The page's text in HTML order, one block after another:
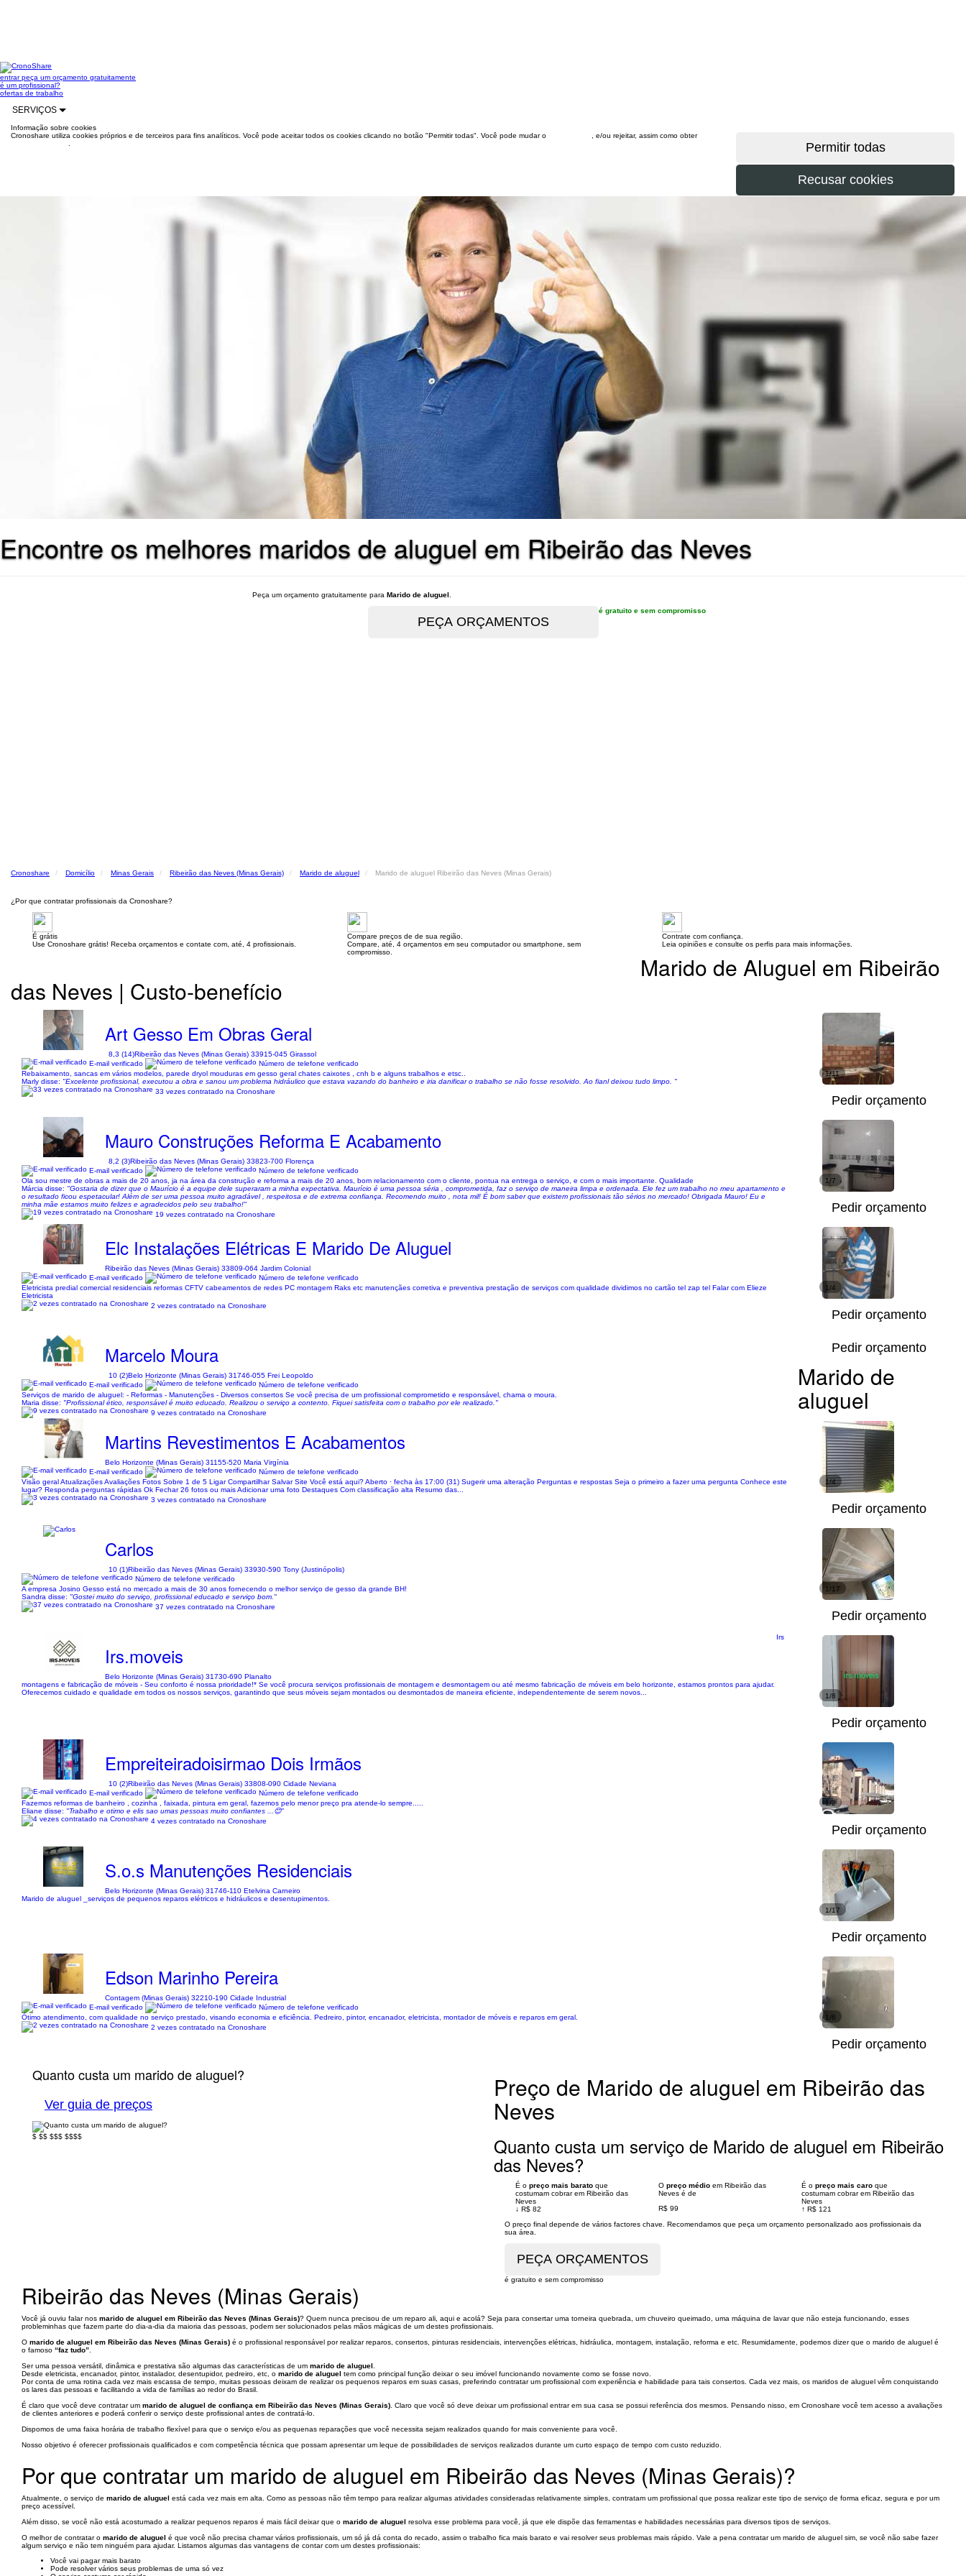
entrarpeça um orçamento gratuitamente
é um profissional?
ofertas de trabalho
SERVIÇOS
Informação sobre cookies
Cronoshare utiliza cookies próprios e de terceiros para fins analíticos. Você pode aceitar todos os cookies clicando no botão "Permitir todas". Você pode mudar o
, e/ou rejeitar, assim como obter
Encontre os melhores maridos de aluguel em Ribeirão das Neves
Peça um orçamento gratuitamente para Marido de aluguel
é gratuito e sem compromisso
Cronoshare Domicílio Minas Gerais Ribeirão das Neves (Minas Gerais) Marido de aluguel Marido de aluguel Ribeirão das Neves (Minas Gerais)
¿Por que contratar profissionais da Cronoshare?
É grátis
Use Cronoshare grátis! Receba orçamentos e contate com, até, 4 profissionais.
Compare preços de de sua região.
Compare, até, 4 orçamentos em seu computador ou smartphone, sem
compromisso.
Contrate com confiança.
Leia opiniões e consulte os perfis para mais informações.
Marido de Aluguel em Ribeirão
das Neves | Custo-benefício
Art Gesso Em Obras Geral
8,3 (14)Ribeirão das Neves (Minas Gerais) 33915-045 Girassol
E-mail verificado
Número de telefone verificado
Rebaixamento, sancas em vários modelos, parede dryol mouduras em gesso geral chates caixotes , cnh b e alguns trabalhos e etsc..
Marly disse: "Excelente profissional, executou a obra e sanou um problema hidráulico que estava vazando do banheiro e iria danificar o trabalho se não fosse resolvido. Ao fianl deixou tudo limpo. "
33 vezes contratado na Cronoshare
1/11
Pedir orçamento
Mauro Construções Reforma E Acabamento
8,2 (3)Ribeirão das Neves (Minas Gerais) 33823-700 Florença
E-mail verificado
Número de telefone verificado
Ola sou mestre de obras a mais de 20 anos, ja na área da construção e reforma a mais de 20 anos, bom relacionamento com o cliente, pontua na entrega o serviço, e com o mais importante. Qualidade
Márcia disse: "Gostaria de dizer que o Maurício é a equipe dele superaram a minha expectativa. Maurício é uma pessoa séria , comprometida, faz o serviço de maneira limpa e ordenada. Ele fez um trabalho no meu apartamento e
o resultado ficou espetacular! Além de ser uma pessoa muito agradável , respeitosa e de extrema confiança. Recomendo muito , nota mil! É bom saber que existem profissionais tão sérios no mercado! Obrigada Mauro! Eu e
minha mãe estamos muito felizes e agradecidos pelo seu trabalho!"
19 vezes contratado na Cronoshare
1/7
Pedir orçamento
Elc Instalações Elétricas E Marido De Aluguel
Ribeirão das Neves (Minas Gerais) 33809-064 Jardim Colonial
E-mail verificado
Número de telefone verificado
Eletricista predial comercial residenciais reformas CFTV cabeamentos de redes PC montagem Raks etc manutençães corretiva e preventiva prestação de serviços com qualidade dividimos no cartão tel zap tel Falar com Elieze
Eletricista
2 vezes contratado na Cronoshare
1/4
Pedir orçamento
Marcelo Moura
10 (2)Belo Horizonte (Minas Gerais) 31746-055 Frei Leopoldo
E-mail verificado
Número de telefone verificado
Serviços de marido de aluguel: - Reformas - Manutenções - Diversos consertos Se você precisa de um profissional comprometido e responsável, chama o moura.
Maria disse: "Profissional ético, responsável é muito educado. Realizou o serviço a contento. Fiquei satisfeita com o trabalho por ele realizado."
9 vezes contratado na Cronoshare
Pedir orçamento
Martins Revestimentos E Acabamentos
Belo Horizonte (Minas Gerais) 31155-520 Maria Virgínia
E-mail verificado
Número de telefone verificado
Visão geral Atualizações Avaliações Fotos Sobre 1 de 5 Ligar Compartilhar Salvar Site Você está aqui? Aberto ⋅ fecha às 17:00 (31) Sugerir uma alteração Perguntas e respostas Seja o primeiro a fazer uma pergunta Conhece este
lugar? Responda perguntas rápidas Ok Fechar 26 fotos ou mais Adicionar uma foto Destaques Com classificação alta Resumo das...
3 vezes contratado na Cronoshare
1/4
Pedir orçamento
Carlos
10 (1)Ribeirão das Neves (Minas Gerais) 33930-590 Tony (Justinópolis)
Número de telefone verificado
A empresa Josino Gesso está no mercado a mais de 30 anos fornecendo o melhor serviço de gesso da grande BH!
Sandra disse: "Gostei muito do serviço, profissional educado e serviço bom."
37 vezes contratado na Cronoshare
1/17
Pedir orçamento
Irs.moveis
Belo Horizonte (Minas Gerais) 31730-690 Planalto
Irs
montagens e fabricação de móveis - Seu conforto é nossa prioridade!* Se você procura serviços profissionais de montagem e desmontagem ou até mesmo fabricação de móveis em belo horizonte, estamos prontos para ajudar.
Oferecemos cuidado e qualidade em todos os nossos serviços, garantindo que seus móveis sejam montados ou desmontados de maneira eficiente, independentemente de serem novos...
1/8
Pedir orçamento
Empreiteiradoisirmao Dois Irmãos
10 (2)Ribeirão das Neves (Minas Gerais) 33808-090 Cidade Neviana
E-mail verificado
Número de telefone verificado
Fazemos reformas de banheiro , cozinha , faixada, pintura em geral, fazemos pelo menor preço pra atende-lo sempre.....
Eliane disse: "Trabalho e otimo e elis sao umas pessoas muito confiantes ...😊"
4 vezes contratado na Cronoshare
1/2
Pedir orçamento
S.o.s Manutenções Residenciais
Belo Horizonte (Minas Gerais) 31746-110 Etelvina Carneiro
Marido de aluguel _serviços de pequenos reparos elétricos e hidráulicos e desentupimentos.
1/17
Pedir orçamento
Edson Marinho Pereira
Contagem (Minas Gerais) 32210-190 Cidade Industrial
E-mail verificado
Número de telefone verificado
Ótimo atendimento, com qualidade no serviço prestado, visando economia e eficiência. Pedreiro, pintor, encanador, eletricista, montador de móveis e reparos em geral.
2 vezes contratado na Cronoshare
1/6
Pedir orçamento
Quanto custa um marido de aluguel?
Ver guia de preços
$ $$ $$$ $$$$
Preço de Marido de aluguel em Ribeirão das
Neves
Quanto custa um serviço de Marido de aluguel em Ribeirão
das Neves?
É o preço mais barato que
costumam cobrar em Ribeirão das
Neves
↓ R$ 82
O preço médio em Ribeirão das
Neves é de
R$ 99
É o preço mais caro que
costumam cobrar em Ribeirão das
Neves
↑ R$ 121
O preço final depende de vários factores chave. Recomendamos que peça um orçamento personalizado aos profissionais da
sua área.
é gratuito e sem compromisso
Marido de
aluguel
Ribeirão das Neves (Minas Gerais)
Você já ouviu falar nos marido de aluguel em Ribeirão das Neves (Minas Gerais)? Quem nunca precisou de um reparo ali, aqui e acolá? Seja para consertar uma torneira quebrada, um chuveiro queimado, uma máquina de lavar que não esteja funcionando, esses
probleminhas que fazem parte do dia-a-dia da maioria das pessoas, podem ser solucionados pelas mãos mágicas de um destes profissionais.
O marido de aluguel em Ribeirão das Neves (Minas Gerais) é o profissional responsável por realizar reparos, consertos, pinturas residenciais, intervenções elétricas, hidráulica, montagem, instalação, reforma e etc. Resumidamente, podemos dizer que o marido de aluguel é
o famoso “faz tudo”
Ser uma pessoa versátil, dinâmica e prestativa são algumas das características de um marido de aluguel
Desde eletricista, encanador, pintor, instalador, desentupidor, pedreiro, etc, o marido de aluguel tem como principal função deixar o seu imóvel funcionando novamente como se fosse novo.
Por conta de uma rotina cada vez mais escassa de tempo, muitas pessoas deixam de realizar os pequenos reparos em suas casas, preferindo contratar um profissional com experiência e habilidade para tais consertos. Cada vez mais, os maridos de aluguel vêm conquistando
os lares das pessoas e facilitando a vida de famílias ao redor do Brasil.
É claro que você deve contratar um marido de aluguel de confiança em Ribeirão das Neves (Minas Gerais) . Claro que você só deve deixar um profissional entrar em sua casa se possui referência dos mesmos. Pensando nisso, em Cronoshare você tem acesso a avaliações
de clientes anteriores e poderá conferir o serviço deste profissional antes de contratá-lo.
Dispomos de uma faixa horária de trabalho flexível para que o serviço e/ou as pequenas reparações que você necessita sejam realizados quando for mais conveniente para você.
Nosso objetivo é oferecer profissionais qualificados e com competência técnica que possam apresentar um leque de possibilidades de serviços realizados durante um curto espaço de tempo com custo reduzido.
Por que contratar um marido de aluguel em Ribeirão das Neves (Minas Gerais)?
Atualmente, o serviço de marido de aluguel está cada vez mais em alta. Como as pessoas não têm tempo para realizar algumas atividades consideradas relativamente simples, contratam um profissional que possa realizar este tipo de serviço de forma eficaz, segura e por um
preço acessível.
Além disso, se você não está acostumado a realizar pequenos reparos é mais fácil deixar que o marido de aluguel resolva esse problema para você, já que ele dispõe das ferramentas e habilidades necessárias para diversos tipos de serviços.
O melhor de contratar o marido de aluguel é que você não precisa chamar vários profissionais, um só já dá conta do recado, assim o trabalho fica mais barato e vai resolver seus problemas mais rápido. Vale a pena contratar um marido de aluguel sim, se você não sabe fazer
algum serviço e não tem ninguém para ajudar. Listamos algumas das vantagens de contar com um destes profissionais:
Você vai pagar mais barato
Pode resolver vários seus problemas de uma só vez